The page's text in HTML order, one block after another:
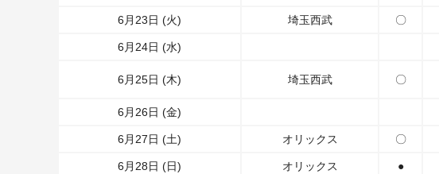
6月23日 (火) 埼玉西武 〇
6月24日 (水)
6月25日 (木) 埼玉西武 〇
6月26日 (金)
6月27日 (土) オリックス 〇
6月28日 (日) オリックス ●